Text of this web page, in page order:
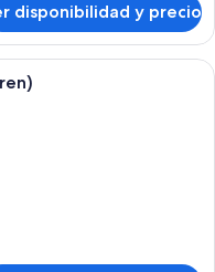
disponibilidad y precio
de hotel con sofá,